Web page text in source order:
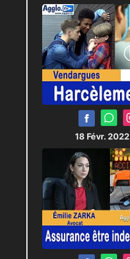
18 Févr. 2022